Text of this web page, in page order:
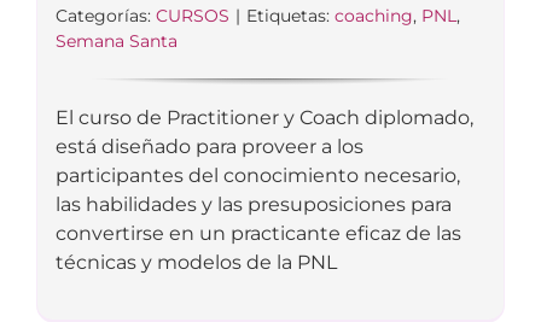
Categorías: CURSOS | Etiquetas: coaching, PNL,
Semana Santa
El curso de Practitioner y Coach diplomado,
está diseñado para proveer a los
participantes del conocimiento necesario,
las habilidades y las presuposiciones para
convertirse en un practicante eficaz de las
técnicas y modelos de la PNL